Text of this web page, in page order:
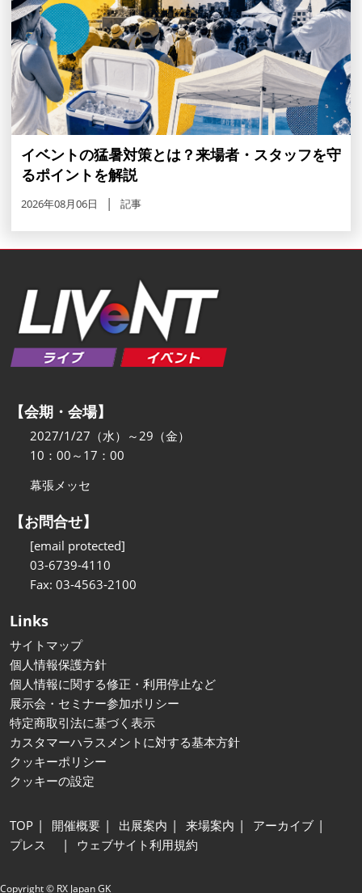
イベントの猛暑対策とは？来場者・スタッフを守
るポイントを解説
2026年08月06日 記事
【会期・会場】
2027/1/27（水）～29（金）
10：00～17：00
幕張メッセ
【お問合せ】
[email protected]
03-6739-4110
Fax: 03-4563-2100
Links
サイトマップ
個人情報保護方針
個人情報に関する修正・利用停止など
展示会・セミナー参加ポリシー
特定商取引法に基づく表示
カスタマーハラスメントに対する基本方針
クッキーポリシー
クッキーの設定
TOP 開催概要 出展案内 来場案内
アーカイブ
プレス
ウェブサイト利用規約
Copyright © RX Japan GK